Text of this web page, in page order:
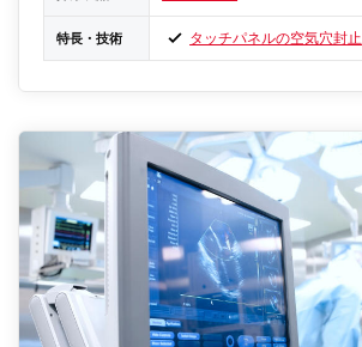
特長・技術 タッチパネルの空気穴封止